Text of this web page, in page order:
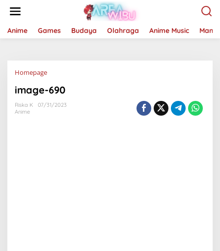
Anime Games Budaya Olahraga Anime Music
HomepageLampiran
image-690
Riska K
07/31/2023
Anime